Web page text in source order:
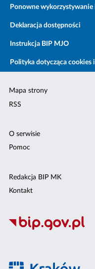
Ponowne
Deklaracja dostępności
Instrukcja BIP MJO
Polityka dotycząca
Mapa strony
RSS
O serwisie
Pomoc
Redakcja BIP MK
Kontakt